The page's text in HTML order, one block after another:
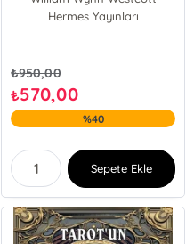
Hermes Yayınları
₺950,00
₺570,00
%40
Sepete Ekle